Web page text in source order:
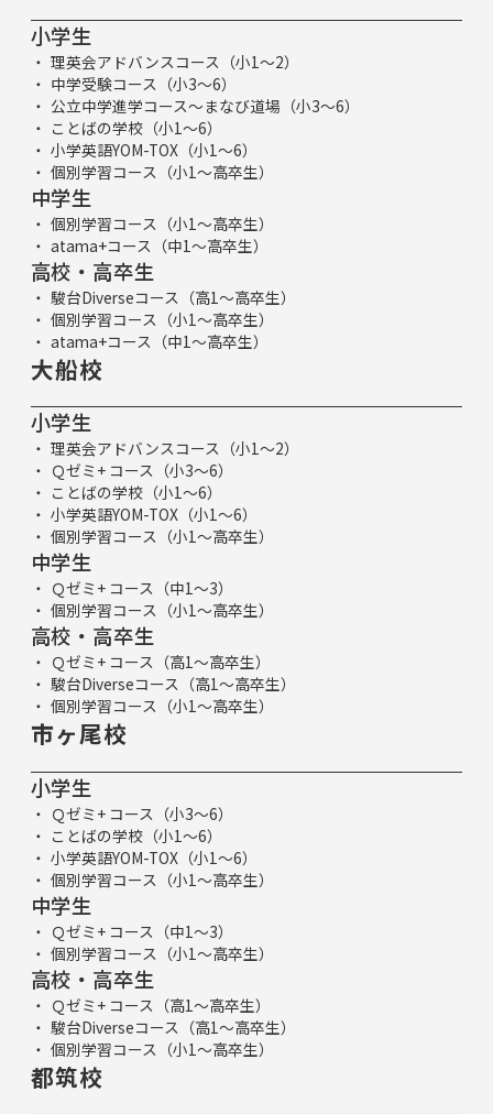
小学生
理英会アドバンスコース（小1～2）
中学受験コース（小3～6）
公立中学進学コース～まなび道場（小3～6）
ことばの学校（小1～6）
小学英語YOM-TOX（小1～6）
個別学習コース（小1～高卒生）
中学生
個別学習コース（小1～高卒生）
atama+コース（中1～高卒生）
高校・高卒生
駿台Diverseコース（高1～高卒生）
個別学習コース（小1～高卒生）
atama+コース（中1～高卒生）
大船校
小学生
理英会アドバンスコース（小1～2）
Ｑゼミ+ コース（小3～6）
ことばの学校（小1～6）
小学英語YOM-TOX（小1～6）
個別学習コース（小1～高卒生）
中学生
Ｑゼミ+ コース（中1～3）
個別学習コース（小1～高卒生）
高校・高卒生
Ｑゼミ+ コース（高1～高卒生）
駿台Diverseコース（高1～高卒生）
個別学習コース（小1～高卒生）
市ヶ尾校
小学生
Ｑゼミ+ コース（小3～6）
ことばの学校（小1～6）
小学英語YOM-TOX（小1～6）
個別学習コース（小1～高卒生）
中学生
Ｑゼミ+ コース（中1～3）
個別学習コース（小1～高卒生）
高校・高卒生
Ｑゼミ+ コース（高1～高卒生）
駿台Diverseコース（高1～高卒生）
個別学習コース（小1～高卒生）
都筑校